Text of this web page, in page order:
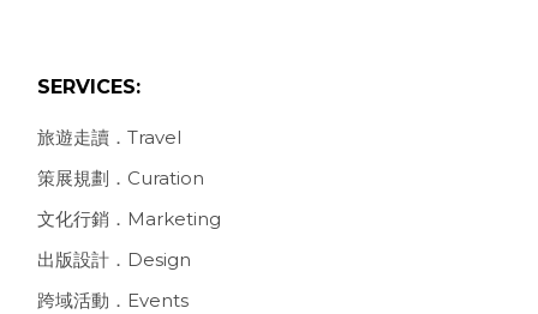
SERVICES:
旅遊走讀．Travel
策展規劃．Curation
文化行銷．Marketing
出版設計．Design
跨域活動．Events